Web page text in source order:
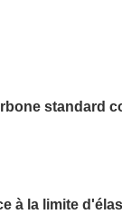
standard
à la limite